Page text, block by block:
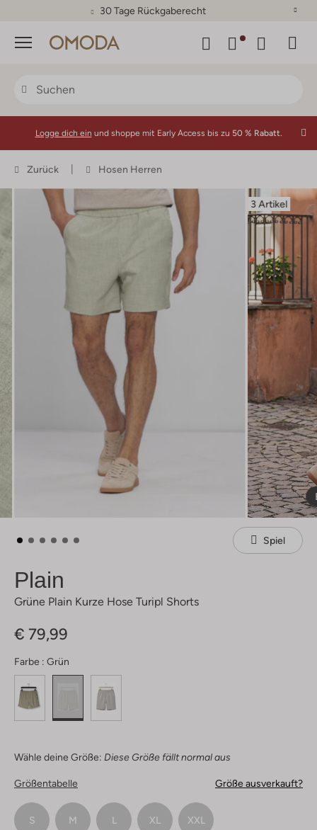
30 Tage Rückgaberecht
Menü
Logge dich ein und shoppe mit Early Access bis zu 50 % Rabatt.
Zurück Hosen Herren
3 Artikel
Spiel
Plain
Grüne Plain Kurze Hose Turipl Shorts
€ 79,99
Farbe : Grün
Wähle deine Größe: Diese Größe fällt normal aus
Größentabelle Größe ausverkauft?
S M L XL XXL